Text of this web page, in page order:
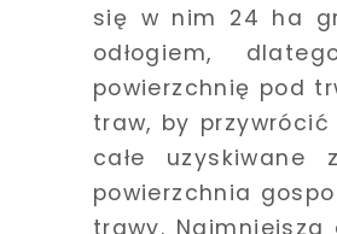
się w nim 24 ha
odłogiem,
powierzchnię pod
traw, by
całe uzyskiwane
powierzchnia
trawy.